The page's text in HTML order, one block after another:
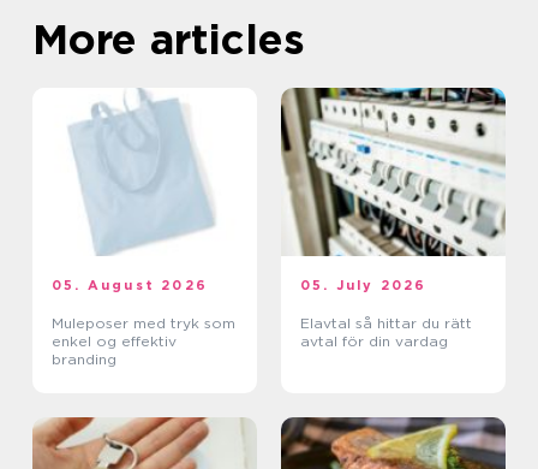
More articles
05. August 2026
Muleposer med tryk som
enkel og effektiv
branding
05. July 2026
Elavtal så hittar du rätt
avtal för din vardag